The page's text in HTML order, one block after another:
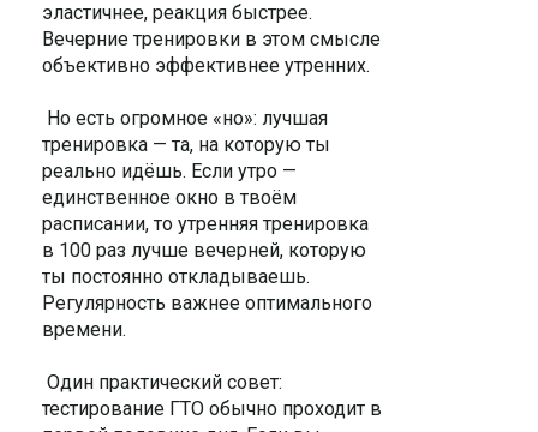
эластичнее, реакция быстрее.
Вечерние тренировки в этом смысле
объективно эффективнее утренних.
Но есть огромное «но»: лучшая
тренировка — та, на которую ты
реально идёшь. Если утро —
единственное окно в твоём
расписании, то утренняя тренировка
в 100 раз лучше вечерней, которую
ты постоянно откладываешь.
Регулярность важнее оптимального
времени.
Один практический совет:
тестирование ГТО обычно проходит в